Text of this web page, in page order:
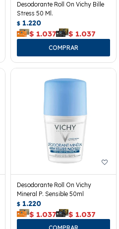
Desodorante Roll On Vichy Bille
Stress 50 Ml.
$ 1.220
$ 1.037 $ 1.037
Desodorante Roll On Vichy
Mineral P. Sensible 50ml
$ 1.220
$ 1.037 $ 1.037